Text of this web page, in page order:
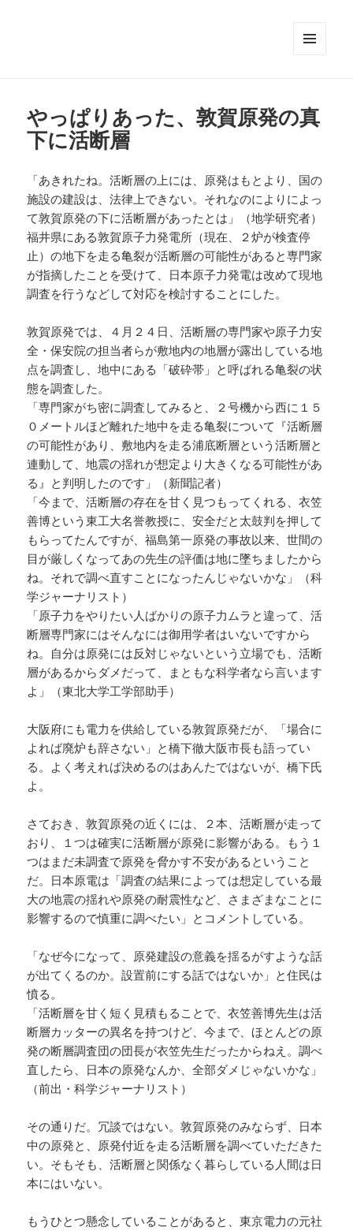
ット
やっぱりあった、敦賀原発の真
下に活断層
「あきれたね。活断層の上には、原発はもとより、国の
施設の建設は、法律上できない。それなのによりによっ
て敦賀原発の下に活断層があったとは」（地学研究者）
福井県にある敦賀原子力発電所（現在、２炉が検査停
止）の地下を走る亀裂が活断層の可能性があると専門家
が指摘したことを受けて、日本原子力発電は改めて現地
調査を行うなどして対応を検討することにした。
敦賀原発では、４月２４日、活断層の専門家や原子力安
全・保安院の担当者らが敷地内の地層が露出している地
点を調査し、地中にある「破砕帯」と呼ばれる亀裂の状
態を調査した。
「専門家がち密に調査してみると、２号機から西に１５
０メートルほど離れた地中を走る亀裂について『活断層
の可能性があり、敷地内を走る浦底断層という活断層と
連動して、地震の揺れが想定より大きくなる可能性があ
る』と判明したのです」（新聞記者）
「今まで、活断層の存在を甘く見つもってくれる、衣笠
善博という東工大名誉教授に、安全だと太鼓判を押して
もらってたんですが、福島第一原発の事故以来、世間の
目が厳しくなってあの先生の評価は地に墜ちましたから
ね。それで調べ直すことになったんじゃないかな」（科
学ジャーナリスト）
「原子力をやりたい人ばかりの原子力ムラと違って、活
断層専門家にはそんなには御用学者はいないですから
ね。自分は原発には反対じゃないという立場でも、活断
層があるからダメだって、まともな科学者なら言います
よ」（東北大学工学部助手）
大阪府にも電力を供給している敦賀原発だが、「場合に
よれば廃炉も辞さない」と橋下徹大阪市長も語ってい
る。よく考えれば決めるのはあんたではないが、橋下氏
よ。
さておき、敦賀原発の近くには、２本、活断層が走って
おり、１つは確実に活断層が原発に影響がある。もう１
つはまだ未調査で原発を脅かす不安があるということ
だ。日本原電は「調査の結果によっては想定している最
大の地震の揺れや原発の耐震性など、さまざまなことに
影響するので慎重に調べたい」とコメントしている。
「なぜ今になって、原発建設の意義を揺るがすような話
が出てくるのか。設置前にする話ではないか」と住民は
憤る。
「活断層を甘く短く見積もることで、衣笠善博先生は活
断層カッターの異名を持つけど、今まで、ほとんどの原
発の断層調査団の団長が衣笠先生だったからねえ。調べ
直したら、日本の原発なんか、全部ダメじゃないかな」
（前出・科学ジャーナリスト）
その通りだ。冗談ではない。敦賀原発のみならず、日本
中の原発と、原発付近を走る活断層を調べていただきた
い。そもそも、活断層と関係なく暮らしている人間は日
本にはいない。
もうひとつ懸念していることがあると、東京電力の元社